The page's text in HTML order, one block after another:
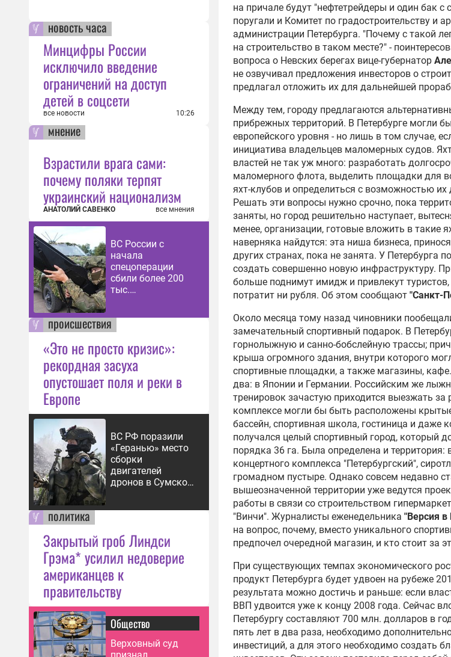
новость часа
Минцифры России
исключило введение
ограничений на доступ
детей в соцсети
все новости 10:26
мнение
Взрастили врага сами:
почему поляки терпят
украинский национализм
АНАТОЛИЙ САВЕНКО все мнения
ВС России с
начала
спецоперации
сбили более 200
тыс.
происшествия
«Это не просто кризис»:
рекордная засуха
опустошает поля и реки в
Европе
ВС РФ поразили
«Геранью» место
сборки
двигателей
дронов в Сумской
политика
Закрытый гроб Линдси
Грэма* усилил недоверие
американцев к
правительству
Общество
Верховный суд
на причале будут "нефтетрейдеры и один бак
поругали и Комитет по градостроительству и
администрации Петербурга. "Почему с такой
на строительство в таком месте?" -
вопроса о Невских берегах вице-губернатор
не озвучивал предложения инвесторов о
предлагал отложить их для дальнейшей
Между тем, городу предлагаются
прибрежных территорий. В Петербурге могли
европейского уровня - но лишь в том случае,
инициатива владельцев маломерных судов.
властей не так уж много: разработать
маломерного флота, выделить площадки для
яхт-клубов и определиться с возможностью
Решать эти вопросы нужно срочно, пока
заняты, но город решительно наступает,
менее, организации, готовые вложить в такие
наверняка найдутся: эта ниша бизнеса,
других странах, пока не занята. У Петербурга
создать совершенно новую инфраструктуру.
больше поднимут имидж и привлекут
потратит ни рубля. Об этом сообщают "Санкт-
Около месяца тому назад чиновники
замечательный спортивный подарок. В
горнолыжную и санно-бобслейную трассы;
крыша огромного здания, внутри которого
спортивные площадки, а также магазины,
два: в Японии и Германии. Российским же
тренировок зачастую приходится выезжать за
комплексе могли бы быть расположены
бассейн, спортивная школа, гостиница и даже
получался целый спортивный город, который
порядка 36 га. Была определена и территория:
концертного комплекса "Петербургский",
громадном пустыре. Однако совсем недавно
вышеозначенной территории уже ведутся
работы в связи со строительством
"Винчи". Журналисты еженедельника "Версия в
на вопрос, почему, вместо уникального
предпочел очередной магазин, и кто стоит за
При существующих темпах экономического
продукт Петербурга будет удвоен на рубеже
результата можно достичь и раньше: если
ВВП удвоится уже к концу 2008 года. Сейчас
Петербургу составляют 700 млн. долларов в
пять лет в два раза, необходимо
инвестиций, а для этого необходимо создать